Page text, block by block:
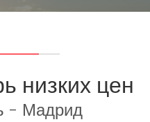
низких цен
- Мадрид